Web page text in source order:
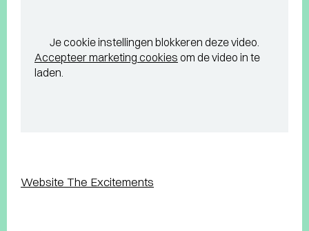
Je cookie instellingen blokkeren deze video.
Accepteer marketing cookies om de video in te
laden.
Website The Excitements